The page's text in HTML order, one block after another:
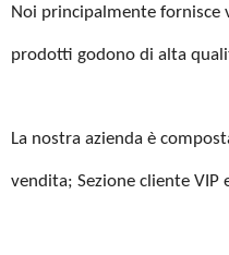
Noi principalmente fornisce
prodotti godono di alta
La nostra azienda è
vendita; Sezione cliente VIP